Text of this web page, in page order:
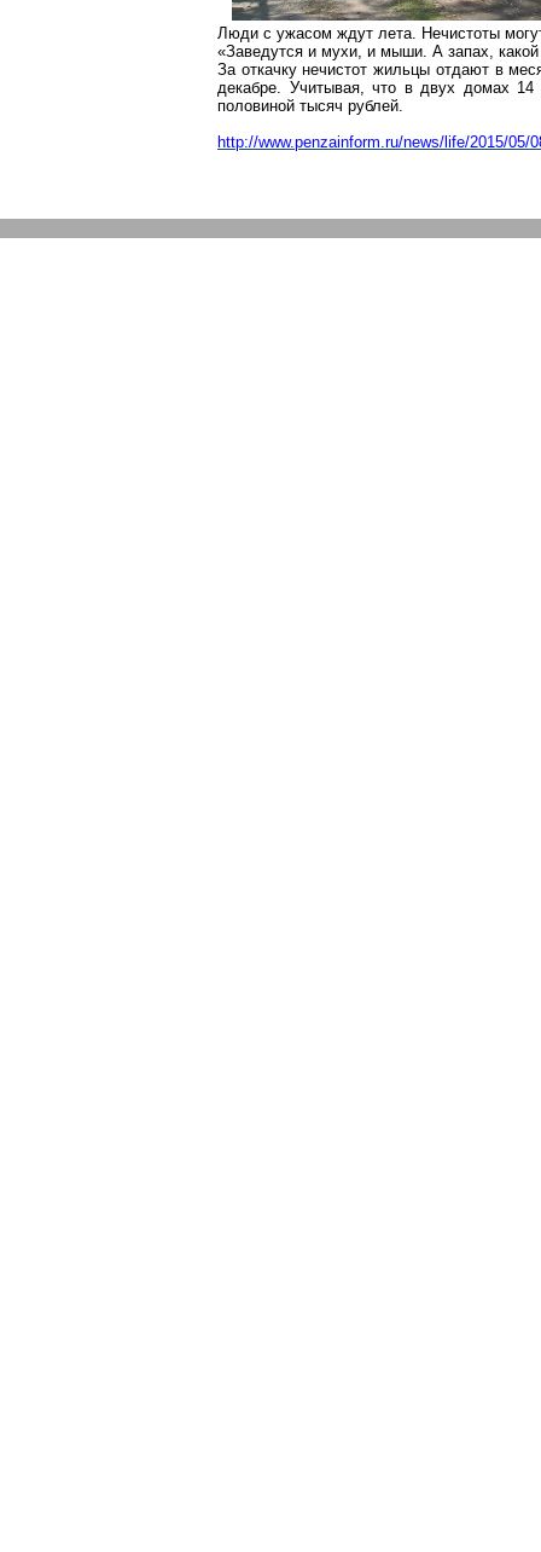
Люди с ужасом ждут лета. Нечистоты
«Заведутся и мухи, и мыши. А запах,
За откачку нечистот жильцы отдают в
декабре. Учитывая, что в двух домах 14
половиной тысяч рублей.
http://www.penzainform.ru/news/life/2015/